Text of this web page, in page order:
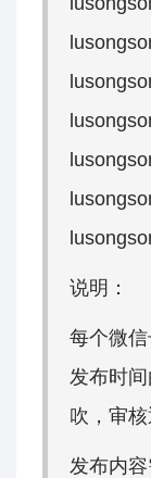
说明：
每个微信
发布时
吹，审核
发布内容